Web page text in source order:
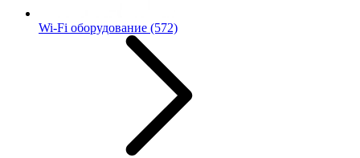
Wi-Fi оборудование (572)